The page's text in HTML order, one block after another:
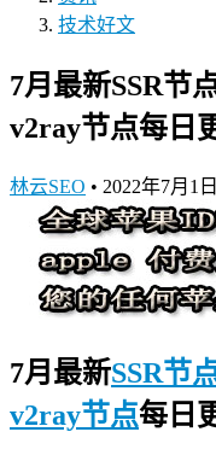
技术好文
7月最新SSR节
v2ray节点每日
林云SEO • 2022年7月1
7月最新SSR节
v2ray节点每日